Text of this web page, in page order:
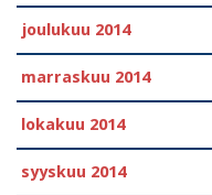
joulukuu 2014
marraskuu 2014
lokakuu 2014
syyskuu 2014